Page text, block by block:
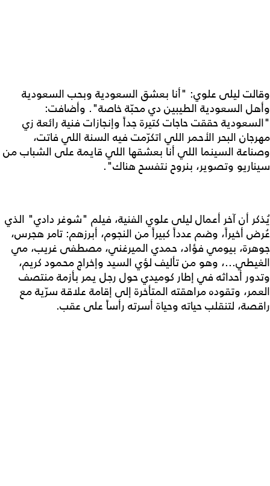
وقالت ليلى علوي: "أنا بعشق السعودية وبحب السعودية
وأهل السعودية الطيبين دي محبّة خاصة". وأضافت:
"السعودية حققت حاجات كتيرة جداً وإنجازات فنية رائعة زي
مهرجان البحر الأحمر اللي اتكرّمت فيه السنة اللي فاتت،
وصناعة السينما اللي أنا بعشقها اللي قايمة على الشباب من
سيناريو وتصوير، بنروح نتفسح هناك".
يُذكر أن آخر أعمال ليلى علوي الفنية، فيلم "شوغر دادي" الذي
عُرض أخيراً، وضم عدداً كبيراً من النجوم، أبرزهم: تامر هجرس،
جوهرة، بيومي فؤاد، حمدي الميرغني، مصطفى غريب، مي
الغيطي...، وهو من تأليف لؤي السيد وإخراج محمود كريم،
وتدور أحداثه في إطار كوميدي حول رجل يمر بأزمة منتصف
العمر، وتقوده مراهقته المتأخرة إلى إقامة علاقة سرّية مع
راقصة، لتنقلب حياته وحياة أسرته رأساً على عقب.